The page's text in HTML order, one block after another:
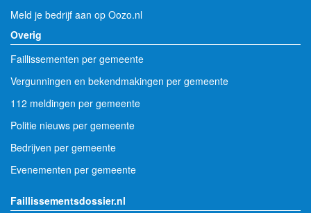
Meld je bedrijf aan op Oozo.nl
Overig
Faillissementen per gemeente
Vergunningen en bekendmakingen per gemeente
112 meldingen per gemeente
Politie nieuws per gemeente
Bedrijven per gemeente
Evenementen per gemeente
Faillissementsdossier.nl